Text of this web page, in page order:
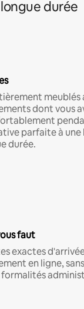
longue durée
meublés
dont vous
parfaite à
durée.
faut
exactes
en ligne,